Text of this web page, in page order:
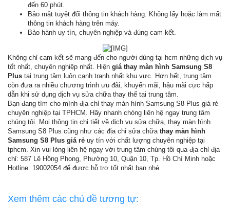
đến 60 phút.
Bảo mật tuyệt đối thông tin khách hàng. Không lấy hoặc làm mất
thông tin khách hàng trên máy.
Bảo hành uy tín, chuyên nghiệp và đúng cam kết.
Không chỉ cam kết sẽ mang đến cho người dùng tại hcm những dịch vụ
tốt nhất, chuyên nghiệp nhất. Hiện giá thay màn hình Samsung S8
Plus tại trung tâm luôn cạnh tranh nhất khu vực. Hơn hết, trung tâm
còn đưa ra nhiều chương trình ưu đãi, khuyến mãi, hậu mãi cực hấp
dẫn khi sử dụng dịch vụ sửa chữa thay thế tại trung tâm.
Bạn đang tìm cho mình địa chỉ thay màn hình Samsung S8 Plus giá rẻ
chuyên nghiệp tại TPHCM. Hãy nhanh chóng liên hệ ngay trung tâm
chúng tôi. Mọi thông tin chi tiết về dịch vụ sửa chữa, thay màn hình
Samsung S8 Plus cũng như các địa chỉ sửa chữa thay màn hình
Samsung S8 Plus giá rẻ uy tín với chất lượng chuyên nghiệp tại
tphcm. Xin vui lòng liên hệ ngay với trung tâm chúng tôi qua địa chỉ địa
chỉ: 587 Lê Hồng Phong, Phường 10, Quận 10, Tp. Hồ Chí Minh hoặc
Hotline: 19002054 để được hỗ trợ tốt nhất bạn nhé.
Xem thêm các chủ đề tương tự: